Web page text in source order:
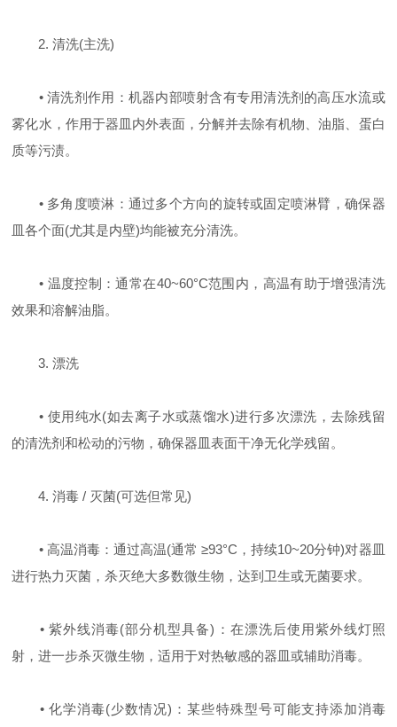
2. 清洗(主洗)
• 清洗剂作用：机器内部喷射含有专用清洗剂的高压水流或
雾化水，作用于器皿内外表面，分解并去除有机物、油脂、蛋白
质等污渍。
• 多角度喷淋：通过多个方向的旋转或固定喷淋臂，确保器
皿各个面(尤其是内壁)均能被充分清洗。
• 温度控制：通常在40~60°C范围内，高温有助于增强清洗
效果和溶解油脂。
3. 漂洗
• 使用纯水(如去离子水或蒸馏水)进行多次漂洗，去除残留
的清洗剂和松动的污物，确保器皿表面干净无化学残留。
4. 消毒 / 灭菌(可选但常见)
• 高温消毒：通过高温(通常 ≥93°C，持续10~20分钟)对器皿
进行热力灭菌，杀灭绝大多数微生物，达到卫生或无菌要求。
• 紫外线消毒(部分机型具备)：在漂洗后使用紫外线灯照
射，进一步杀灭微生物，适用于对热敏感的器皿或辅助消毒。
• 化学消毒(少数情况)：某些特殊型号可能支持添加消毒